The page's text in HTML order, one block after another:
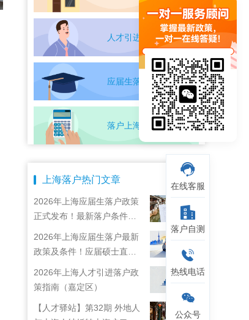
人才引进落户评测
应届生落户上海自测
落户上海条件自测
上海落户热门文章
2026年上海应届生落户政策
正式发布！最新落户条件及
流程解析！
2026年上海应届生落户最新
政策及条件！应届硕士直接
落户上海！
2026年上海人才引进落户政
策指南（嘉定区）
【人才驿站】第32期 外地人
在线客服
落户自测
热线电话
公众号